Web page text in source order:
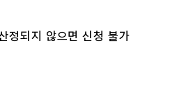
정되지 않으면 신청 불가